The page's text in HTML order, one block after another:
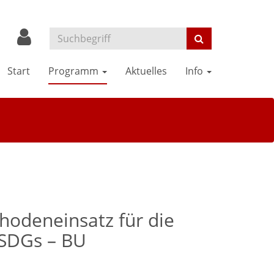
Start Programm Aktuelles Info
für die
– BU